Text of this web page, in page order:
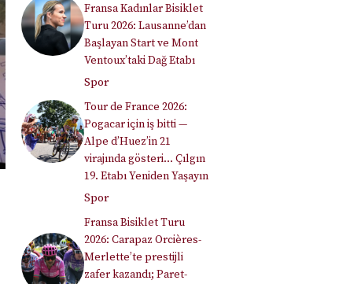
Fransa Kadınlar Bisiklet
Turu 2026: Lausanne’dan
Başlayan Start ve Mont
Ventoux’taki Dağ Etabı
Spor
Tour de France 2026:
Pogacar için iş bitti —
Alpe d’Huez’in 21
virajında gösteri… Çılgın
19. Etabı Yeniden Yaşayın
Spor
Fransa Bisiklet Turu
2026: Carapaz Orcières-
Merlette’te prestijli
zafer kazandı; Paret-